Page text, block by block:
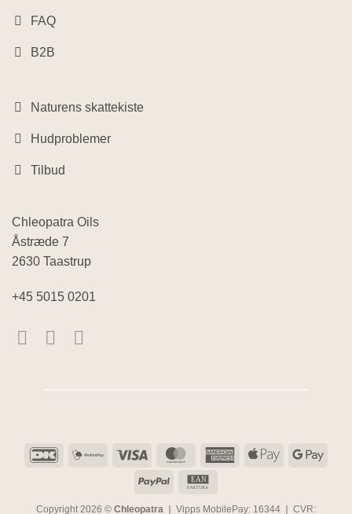
FAQ
B2B
Naturens skattekiste
Hudproblemer
Tilbud
Chleopatra Oils
Åstræde 7
2630 Taastrup
+45 5015 0201
DanKort MobilePay Visa MasterCardAmericanApple
PayPal
EAN
FAKTURA
Copyright 2026 © Chleopatra ❘ Vipps MobilePay: 16344 ❘ CVR: